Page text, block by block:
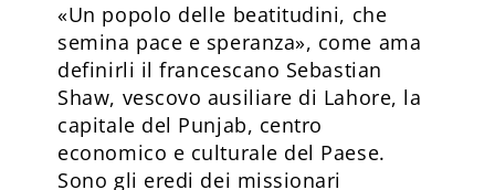
«Un popolo delle beatitudini, che
semina pace e speranza», come ama
definirli il francescano Sebastian
Shaw, vescovo ausiliare di Lahore, la
capitale del Punjab, centro
economico e culturale del Paese.
Sono gli eredi dei missionari